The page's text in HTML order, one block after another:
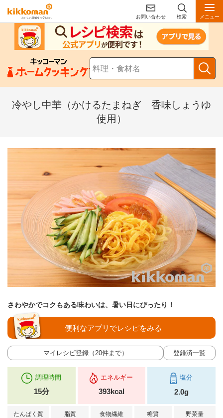
お問い合わせ 検索 メニュー
冷やし中華（かけるたまねぎ 香味しょうゆ
使用）
さわやかでコクもある味わいは、暑い日にぴったり！
マイレシピ登録（20件まで） 登録済一覧
便利なアプリでレシピをみる
調理時間
15分
エネルギー
393kcal
塩分
2.0g
たんぱく質 脂質 食物繊維 糖質 野菜量